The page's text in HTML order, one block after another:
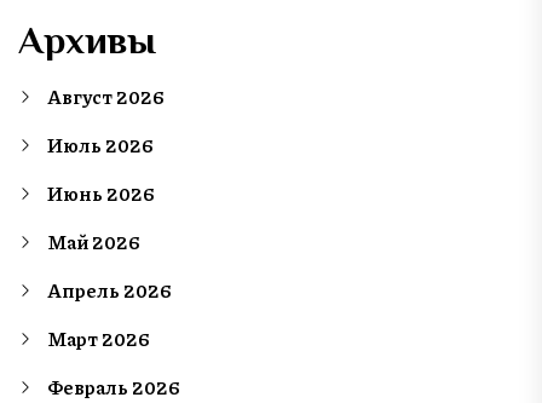
Архивы
Август 2026
Июль 2026
Июнь 2026
Май 2026
Апрель 2026
Март 2026
Февраль 2026